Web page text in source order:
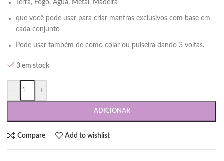
Terra, Fogo, Água, Metal, Madeira
que você pode usar para criar mantras exclusivos com base em
cada conjunto
Pode usar também de como colar ou pulseira dando 3 voltas.
3 em stock
- +
ADICIONAR
Compare Add to wishlist